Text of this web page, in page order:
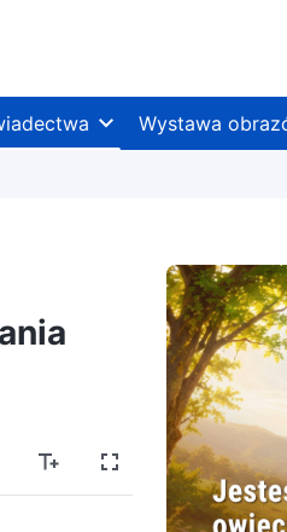
Wystawa